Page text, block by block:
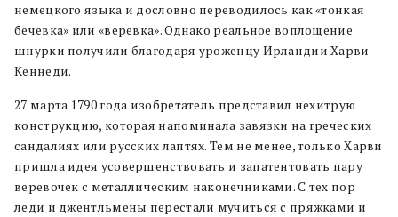
немецкого языка и дословно переводилось как «тонкая
бечевка» или «веревка». Однако реальное воплощение
шнурки получили благодаря уроженцу Ирландии Харви
Кеннеди.
27 марта 1790 года изобретатель представил нехитрую
конструкцию, которая напоминала завязки на греческих
сандалиях или русских лаптях. Тем не менее, только Харви
пришла идея усовершенствовать и запатентовать пару
веревочек с металлическим наконечниками. С тех пор
леди и джентльмены перестали мучиться с пряжками и